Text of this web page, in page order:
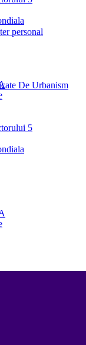
personal
De Urbanism
5